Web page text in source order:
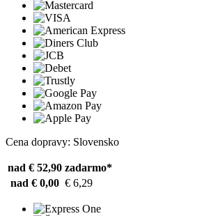
Cena dopravy: Slovensko
nad € 52,90 zadarmo*
nad € 0,00 € 6,29